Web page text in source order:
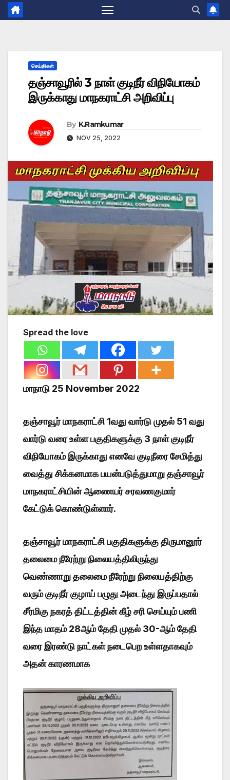
செய்திகள்
தஞ்சாவூரில் 3 நாள் குடிநீர் விநியோகம்
இருக்காது மாநகராட்சி அறிவிப்பு
By K.Ramkumar
NOV 25, 2022
Spread the love
மாநாடு 25 November 2022
தஞ்சாவூர் மாநகராட்சி 1வது வார்டு முதல் 51 வது
வார்டு வரை உள்ள பகுதிகளுக்கு 3 நாள் குடிநீர்
விநியோகம் இருக்காது எனவே குடிநீரை சேமித்து
வைத்து சிக்கனமாக பயன்படுத்துமாறு தஞ்சாவூர்
மாநகராட்சியின் ஆணையர் சரவணகுமார்
கேட்டுக் கொண்டுள்ளார்.
தஞ்சாவூர் மாநகராட்சி பகுதிகளுக்கு திருமானூர்
தலைமை நீரேற்று நிலையத்திலிருந்து
வெண்ணாறு தலைமை நீரேற்று நிலையத்திற்கு
வரும் குடிநீர் குழாய் பழுது அடைந்து இருப்பதால்
சீர்மிகு நகரத் திட்டத்தின் கீழ் சரி செய்யும் பணி
இந்த மாதம் 28ஆம் தேதி முதல் 30-ஆம் தேதி
வரை இரண்டு நாட்கள் நடைபெற உள்ளதாகவும்
அதன் காரணமாக